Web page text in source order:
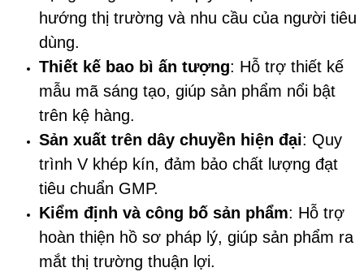
hướng thị trường và nhu cầu của người tiêu
dùng.
Thiết kế bao bì ấn tượng: Hỗ trợ thiết kế
mẫu mã sáng tạo, giúp sản phẩm nổi bật
trên kệ hàng.
Sản xuất trên dây chuyền hiện đại: Quy
trình V khép kín, đảm bảo chất lượng đạt
tiêu chuẩn GMP.
Kiểm định và công bố sản phẩm: Hỗ trợ
hoàn thiện hồ sơ pháp lý, giúp sản phẩm ra
mắt thị trường thuận lợi.